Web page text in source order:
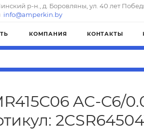
р-н., д. Боровляны, ул. 40 лет
info@amperkin.by
КОМПАНИЯ КОНТАКТЫ
AC-C6/